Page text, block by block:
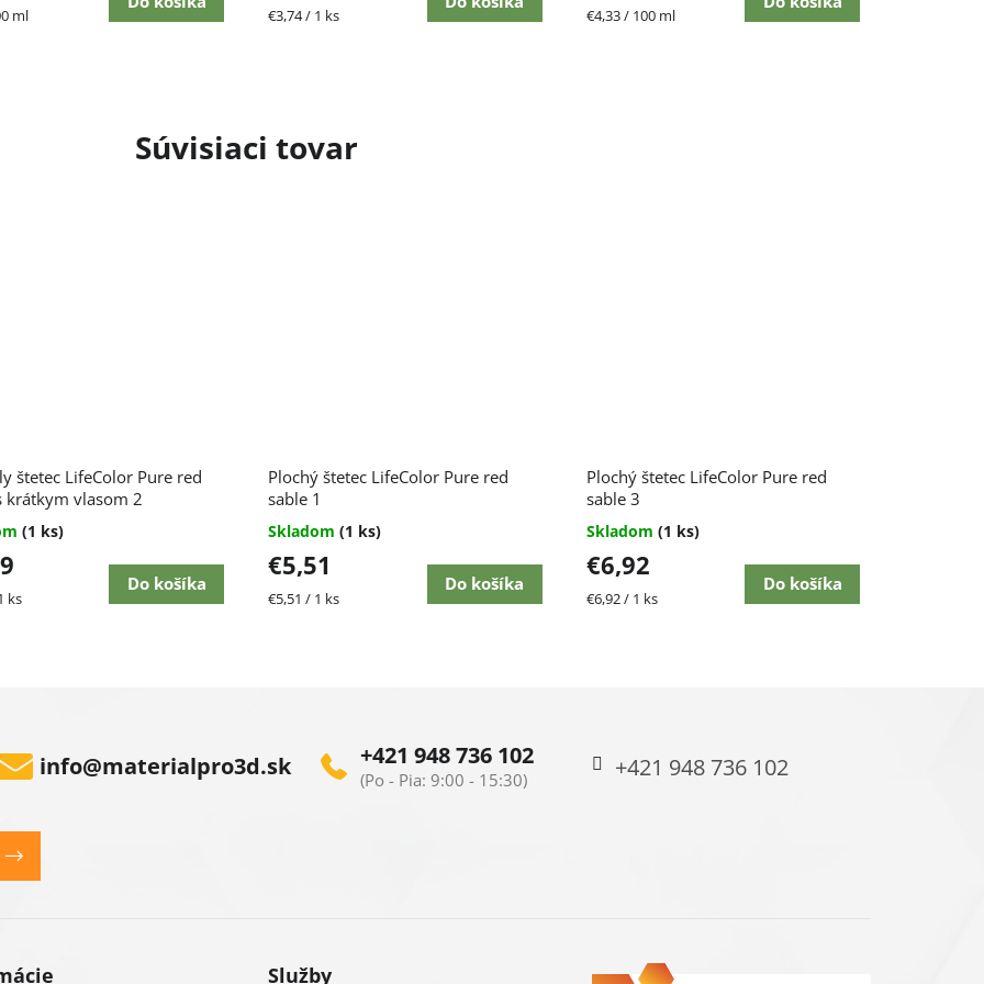
Súvisiaci tovar
štetec LifeColor Pure red
krátkym vlasom 2
(1 ks)
ks
Do košíka
Plochý štetec LifeColor Pure red
sable 1
Skladom (1 ks)
€5,51
Jednotková
€5,51 / 1 ks
Do košíka
Plochý štetec LifeColor Pure red
sable 3
Skladom (1 ks)
€6,92
Jednotková
€6,92 / 1 ks
Do košíka
ml
Jednotková
€3,74 / 1 ks
Jednotková
€4,33 / 100 ml
info@materialpro3d.sk +421 948 736 102 +421 948 736 102
Služby